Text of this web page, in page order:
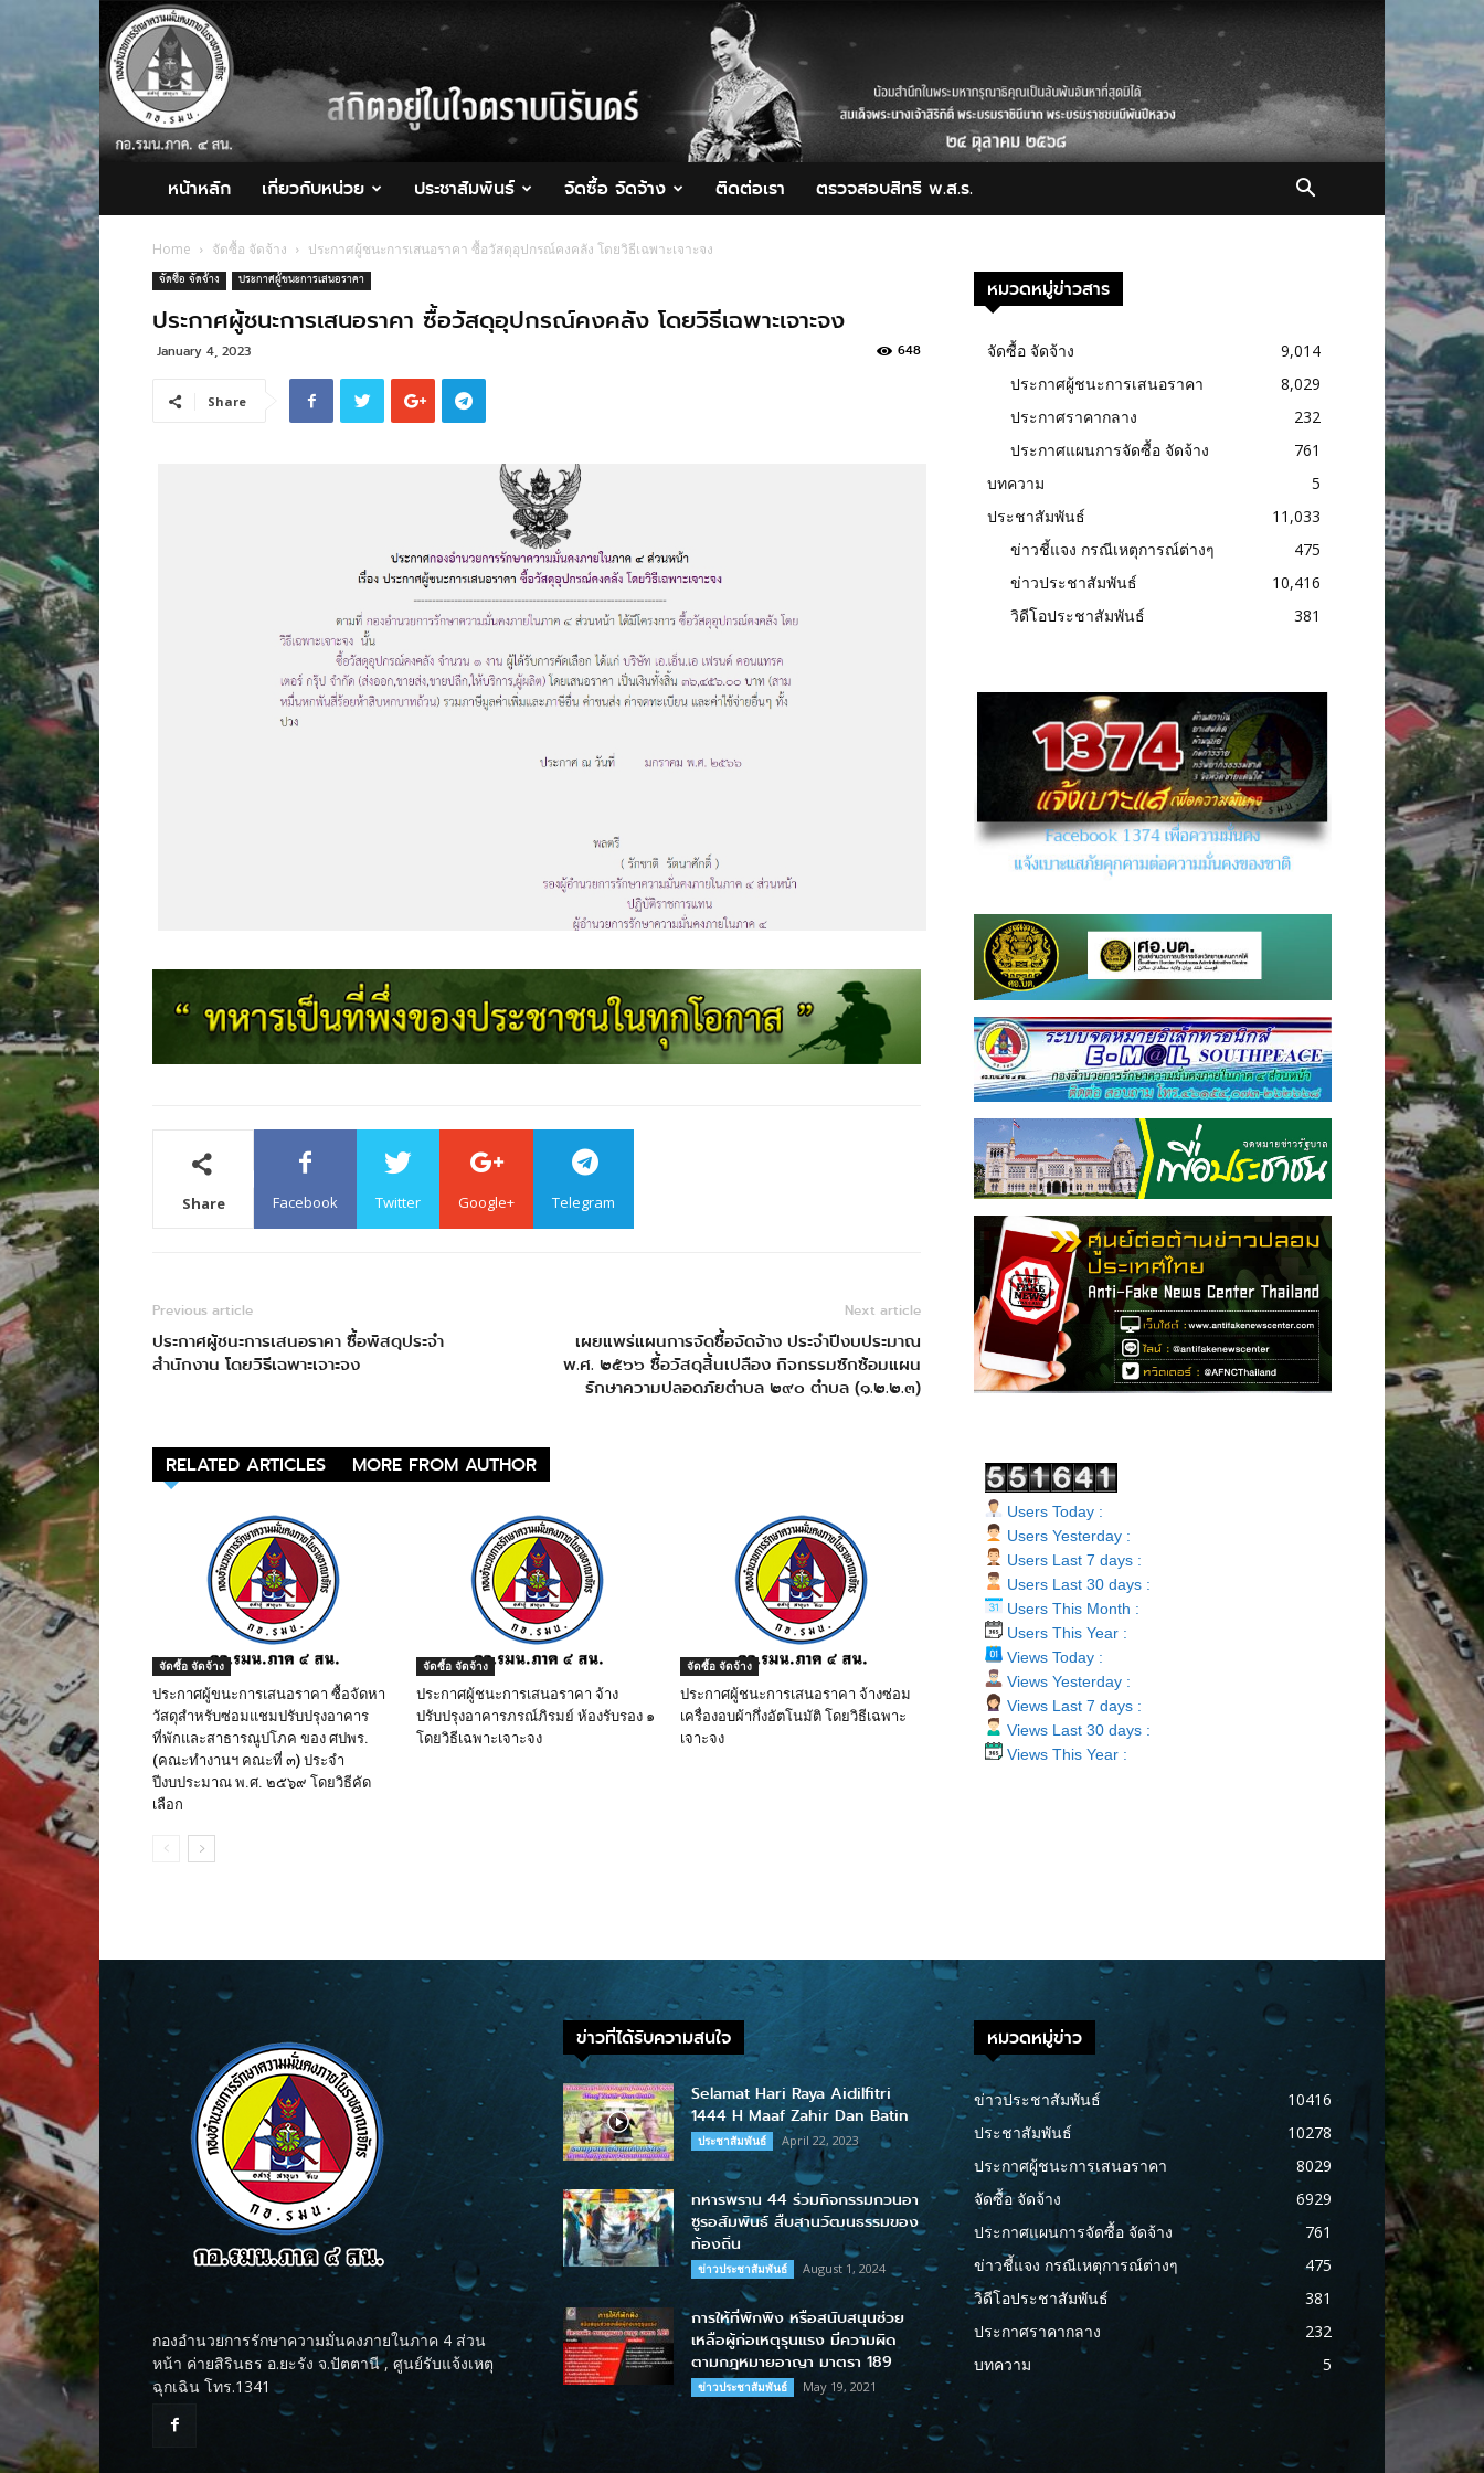
กอ.รมน.ภาค
4
สน.
หน้าหลัก เกี่ยวกับหน่วย ประชาสัมพันธ์ จัดซื้อ จัดจ้าง ติดต่อเรา ตรวจสอบสิทธิ พ.ส.ร.
Home จัดซื้อ จัดจ้าง ประกาศผู้ชนะการเสนอราคา ซื้อวัสดุอุปกรณ์คงคลัง โดยวิธีเฉพาะเจาะจง
จัดซื้อ จัดจ้าง ประกาศผู้ชนะการเสนอราคา
ประกาศผู้ชนะการเสนอราคา ซื้อวัสดุอุปกรณ์คงคลัง โดยวิธีเฉพาะเจาะจง
January 4, 2023 648
Share
Share Facebook Twitter Google+ Telegram
Previous article
ประกาศผู้ชนะการเสนอราคา ซื้อพัสดุประจำ
สำนักงาน โดยวิธีเฉพาะเจาะจง
Next article
เผยแพร่แผนการจัดซื้อจัดจ้าง ประจำปีงบประมาณ
พ.ศ. ๒๕๖๖ ซื้อวัสดุสิ้นเปลือง กิจกรรมซักซ้อมแผน
รักษาความปลอดภัยตำบล ๒๙๐ ตำบล (๑.๒.๒.๓)
RELATED ARTICLES MORE FROM AUTHOR
จัดซื้อ จัดจ้าง
ประกาศผู้ขนะการเสนอราคา ซื้อจัดหา
วัสดุสำหรับซ่อมแชมปรับปรุงอาคาร
ที่พักและสาธารณูปโภค ของ ศปพร.
(คณะทำงานฯ คณะที่ ๓) ประจำ
ปีงบประมาณ พ.ศ. ๒๕๖๙ โดยวิธีคัด
เลือก
จัดซื้อ จัดจ้าง
ประกาศผู้ชนะการเสนอราคา จ้าง
ปรับปรุงอาคารภรณ์ภิรมย์ ห้องรับรอง ๑
โดยวิธีเฉพาะเจาะจง
จัดซื้อ จัดจ้าง
ประกาศผู้ชนะการเสนอราคา จ้างซ่อม
เครื่องอบผ้ากึ่งอัตโนมัติ โดยวิธีเฉพาะ
เจาะจง
หมวดหมู่ข่าวสาร
จัดซื้อ จัดจ้าง
9,014
ประกาศผู้ชนะการเสนอราคา
8,029
ประกาศราคากลาง
232
ประกาศแผนการจัดซื้อ จัดจ้าง
761
บทความ
5
ประชาสัมพันธ์
11,033
ข่าวชี้แจง กรณีเหตุการณ์ต่างๆ
475
ข่าวประชาสัมพันธ์
10,416
วิดีโอประชาสัมพันธ์
381
Users Today :
Users Yesterday :
Users Last 7 days :
Users Last 30 days :
Users This Month :
Users This Year :
Views Today :
Views Yesterday :
Views Last 7 days :
Views Last 30 days :
Views This Year :
กองอำนวยการรักษาความมั่นคงภายในภาค 4 ส่วน
หน้า ค่ายสิรินธร อ.ยะรัง จ.ปัตตานี , ศูนย์รับแจ้งเหตุ
ฉุกเฉิน โทร.1341
ข่าวที่ได้รับความสนใจ
Selamat Hari Raya Aidilfitri
1444 H Maaf Zahir Dan Batin
ประชาสัมพันธ์ April 22, 2023
ทหารพราน 44 ร่วมกิจกรรมกวนอา
ซูรอสัมพันธ์ สืบสานวัฒนธรรมของ
ท้องถิ่น
ข่าวประชาสัมพันธ์ August 1, 2024
การให้ที่พักพิง หรือสนับสนุนช่วย
เหลือผู้ก่อเหตุรุนแรง มีความผิด
ตามกฎหมายอาญา มาตรา 189
ข่าวประชาสัมพันธ์ May 19, 2021
หมวดหมู่ข่าว
ข่าวประชาสัมพันธ์
10416
ประชาสัมพันธ์
10278
ประกาศผู้ชนะการเสนอราคา
8029
จัดซื้อ จัดจ้าง
6929
ประกาศแผนการจัดซื้อ จัดจ้าง
761
ข่าวชี้แจง กรณีเหตุการณ์ต่างๆ
475
วิดีโอประชาสัมพันธ์
381
ประกาศราคากลาง
232
บทความ
5